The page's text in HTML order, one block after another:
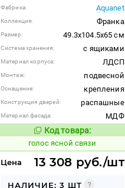
Фабрика: Aquanet
Коллекция: Франка
Размер: 49.3x104.5x65 см
Система хранения: с ящиками
Материал корпуса: ЛДСП
Монтаж: подвесной
Оснащение: крепления
Конструкция дверей: распашные
Материал фасада:
МДФ
Код товара:
296836 Код товара:
голос ясной связи
Цена 13 308 руб./шт
НАЛИЧИЕ: 3 ШТ